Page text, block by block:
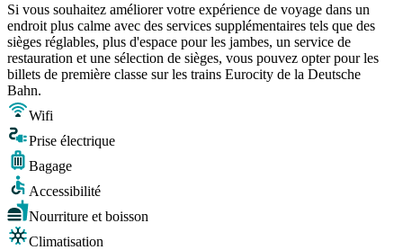
Si vous souhaitez améliorer votre expérience de voyage dans un
endroit plus calme avec des services supplémentaires tels que des
sièges réglables, plus d'espace pour les jambes, un service de
restauration et une sélection de sièges, vous pouvez opter pour les
billets de première classe sur les trains Eurocity de la Deutsche
Bahn.
Wifi
Prise électrique
Bagage
Accessibilité
Nourriture et boisson
Climatisation